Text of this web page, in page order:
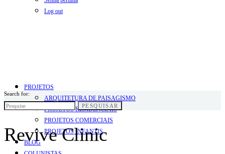
Log out
PROJETOS
ARQUITETURA DE PAISAGISMO
PROJETOS RESIDENCIAIS
PROJETOS COMERCIAIS
PROJETOS INFANTIS
BLOG
Search for:
PESQUISAR
Revive Clinic